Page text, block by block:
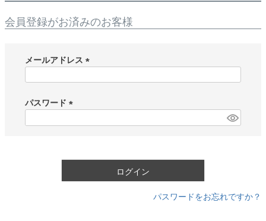
会員登録がお済みのお客様
メールアドレス
)
パスワード
ログイン
パスワードをお忘れですか？